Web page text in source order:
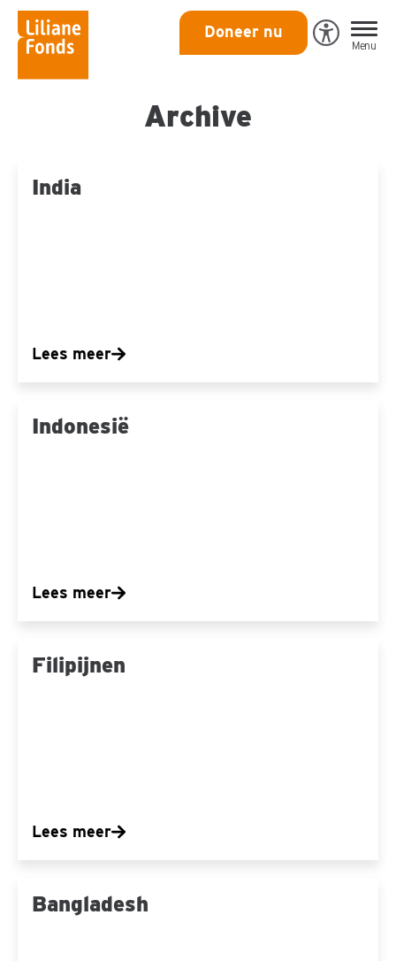
Liliane
Fonds
Doneer nu
Open
Menu
Archive
India
Lees meer
Indonesië
Lees meer
Indonesië
Filipijnen
Lees meer
Filipijnen
Bangladesh
Bangladesh